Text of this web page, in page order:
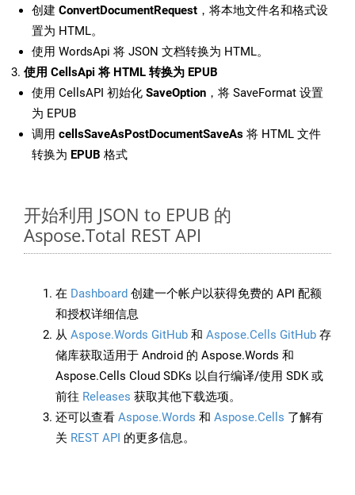
创建 ConvertDocumentRequest ，将本地文件名和格式设
置为 HTML。
使用 WordsApi 将 JSON 文档转换为 HTML。
使用 CellsApi 将 HTML 转换为 EPUB
使用 CellsAPI 初始化 SaveOption ，将 SaveFormat 设置
为 EPUB
调用 cellsSaveAsPostDocumentSaveAs 将 HTML 文件
转换为 EPUB 格式
开始利用 JSON to EPUB 的
Aspose.Total REST API
在 Dashboard 创建一个帐户以获得免费的 API 配额
和授权详细信息
从 Aspose.Words GitHub 和 Aspose.Cells GitHub 存
储库获取适用于 Android 的 Aspose.Words 和
Aspose.Cells Cloud SDKs 以自行编译/使用 SDK 或
前往 Releases 获取其他下载选项。
还可以查看 Aspose.Words 和 Aspose.Cells 了解有
关 REST API 的更多信息。